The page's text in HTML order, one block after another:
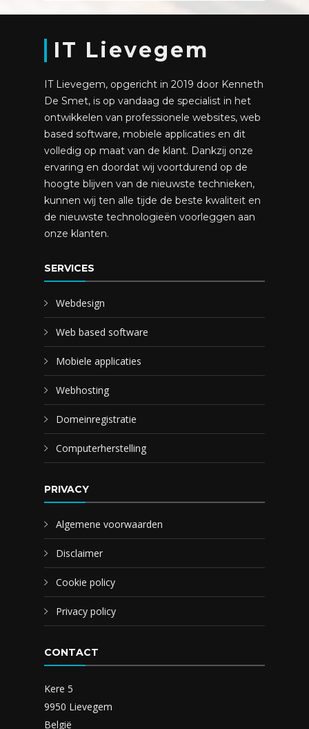
IT Lievegem
IT Lievegem, opgericht in 2019 door Kenneth
De Smet, is op vandaag de specialist in het
ontwikkelen van professionele websites, web
based software, mobiele applicaties en dit
volledig op maat van de klant. Dankzij onze
ervaring en doordat wij voortdurend op de
hoogte blijven van de nieuwste technieken,
kunnen wij ten alle tijde de beste kwaliteit en
de nieuwste technologieën voorleggen aan
onze klanten.
SERVICES
Webdesign
Web based software
Mobiele applicaties
Webhosting
Domeinregistratie
Computerherstelling
PRIVACY
Algemene voorwaarden
Disclaimer
Cookie policy
Privacy policy
CONTACT
Kere 5
9950 Lievegem
België